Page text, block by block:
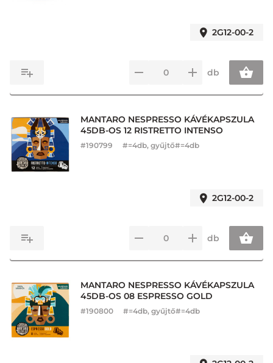
2G12-00-2
db
MANTARO NESPRESSO KÁVÉKAPSZULA
45DB-OS 12 RISTRETTO INTENSO
#190799 #=4db, gyűjtő#=4db
2G12-00-2
db
MANTARO NESPRESSO KÁVÉKAPSZULA
45DB-OS 08 ESPRESSO GOLD
#190800 #=4db, gyűjtő#=4db